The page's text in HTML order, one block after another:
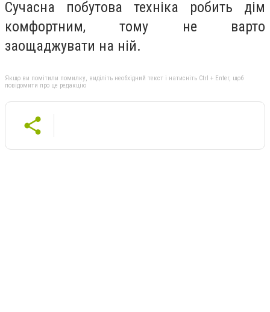
Сучасна побутова техніка робить дім
комфортним, тому не варто
заощаджувати на ній.
Якщо ви помітили помилку, виділіть необхідний текст і натисніть Ctrl + Enter, щоб
повідомити про це редакцію